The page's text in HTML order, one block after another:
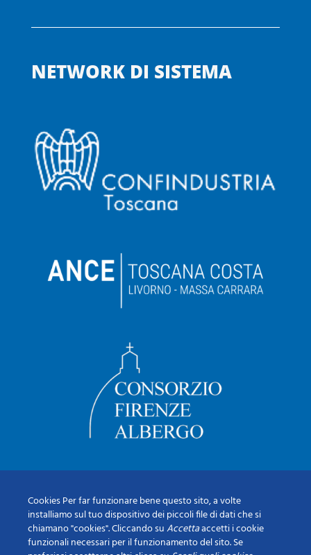
NETWORK DI SISTEMA
Cookies Per far funzionare bene questo sito, a volte
installiamo sul tuo dispositivo dei piccoli file di dati che si
chiamano "cookies". Cliccando suAccettaaccetti i cookie
funzionali necessari per il funzionamento del sito. Se